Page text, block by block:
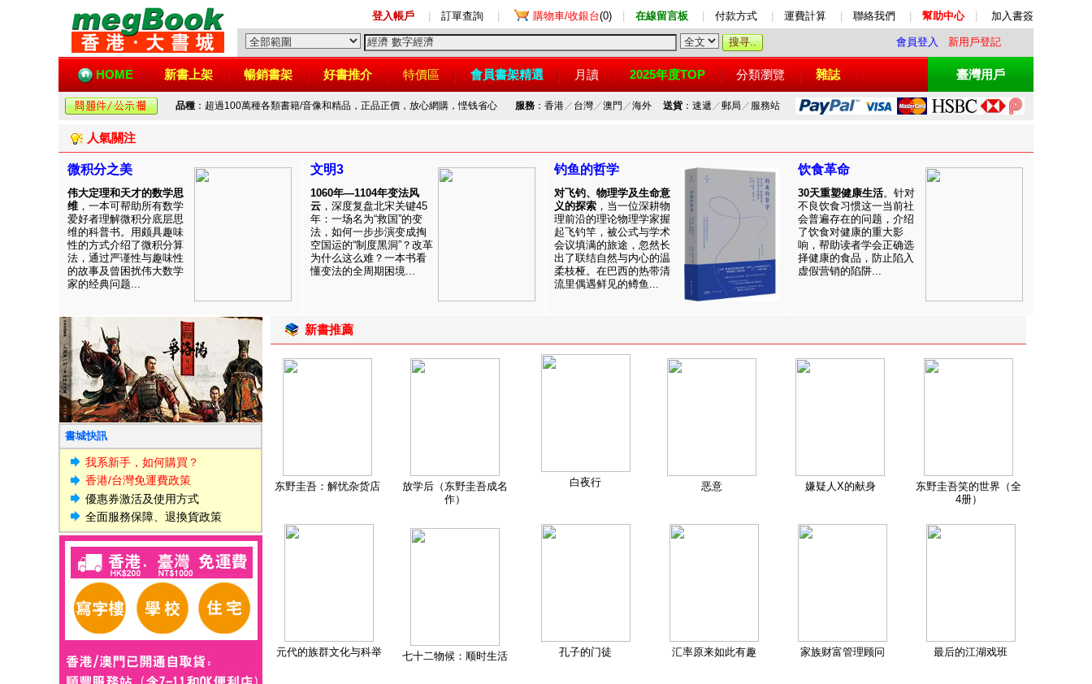
登入帳戶 訂單查詢 購物車/收銀台(0) 在線留言板 付款方式 運費計算 聯絡我們 幫助中心 加入書簽
會員登入 新用戶登記
HOME 新書上架 暢銷書架 好書推介 特價區 會員書架精選 月讀 2025年度TOP 分類瀏覽 雜誌 臺灣用戶
品種 ：超過100萬種各類書籍/音像和精品，正品正價，放心網購，悭钱省心 服務：香港／ 台灣／澳門 ／海外 送貨：速遞 ／郵局 ／ 服務站
人氣關注
微积分之美
伟大定理和天才的数学思
维 ，一本可帮助所有数学
爱好者理解微积分底层思
维的科普书。用颇具趣味
性的方式介绍了微积分算
法，通过严谨性与趣味性
的故事及曾困扰伟大数学
家的经典问题...
文明3
1060年—1104年变法风
云 ，深度复盘北宋关键45
年：一场名为“救国”的变
法，如何一步步演变成掏
空国运的“制度黑洞”？改革
为什么这么难？一本书看
懂变法的全周期困境...
钓鱼的哲学
对飞钓、物理学及生命意
义的探索 ，当一位深耕物
理前沿的理论物理学家握
起飞钓竿，被公式与学术
会议填满的旅途，忽然长
出了联结自然与内心的温
柔枝桠。在巴西的热带清
流里偶遇鲜见的鳟鱼...
饮食革命
30天重塑健康生活。针对
不良饮食习惯这一当前社
会普遍存在的问题，介绍
了饮食对健康的重大影
响，帮助读者学会正确选
择健康的食品，防止陷入
虚假营销的陷阱...
書城快訊
我系新手，如何購買？
香港/台灣免運費政策
優惠券激活及使用方式
全面服務保障、退換貨政策
新書推薦
东野圭吾：解忧杂货店
放学后（东野圭吾成名
作）
白夜行 恶意 嫌疑人X的献身
东野圭吾笑的世界（全
4册）
元代的族群文化与科举 七十二物候：顺时生活 孔子的门徒 汇率原来如此有趣 家族财富管理顾问 最后的江湖戏班